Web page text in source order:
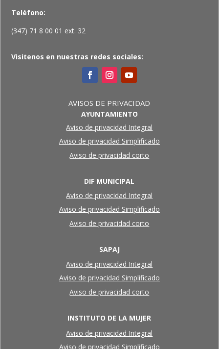
Teléfono:
(347) 71 8 00 01 ext. 32
Visitenos en nuestras redes sociales:
AVISOS DE PRIVACIDAD
AYUNTAMIENTO
Aviso de privacidad Integral
Aviso de privacidad Simplificado
Aviso de privacidad corto
DIF MUNICIPAL
Aviso de privacidad Integral
Aviso de privacidad Simplificado
Aviso de privacidad corto
SAPAJ
Aviso de privacidad Integral
Aviso de privacidad Simplificado
Aviso de privacidad corto
INSTITUTO DE LA MUJER
Aviso de privacidad Integral
Aviso de privacidad Simplificado